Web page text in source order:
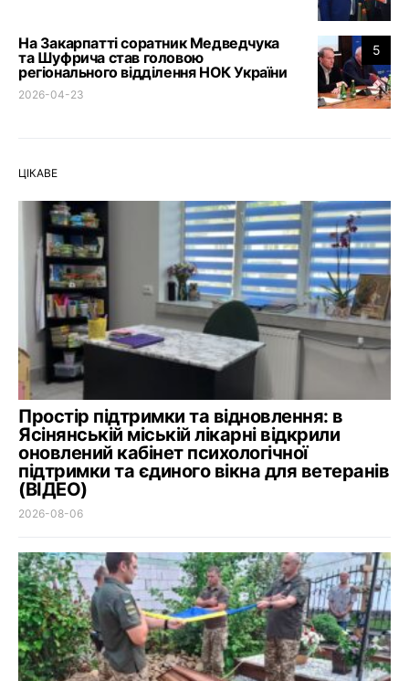
5
На Закарпатті соратник Медведчука
та Шуфрича став головою
регіонального відділення НОК України
2026-04-23
ЦІКАВЕ
Простір підтримки та відновлення: в
Ясінянській міській лікарні відкрили
оновлений кабінет психологічної
підтримки та єдиного вікна для ветеранів
(ВІДЕО)
2026-08-06